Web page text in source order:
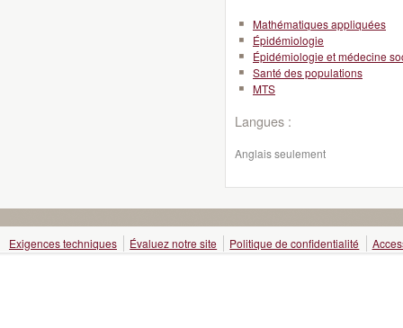
Mathématiques appliquées
Épidémiologie
Épidémiologie et médecine
Santé des populations
MTS
Langues :
Anglais seulement
Exigences techniques Évaluez notre site Politique de confidentialité